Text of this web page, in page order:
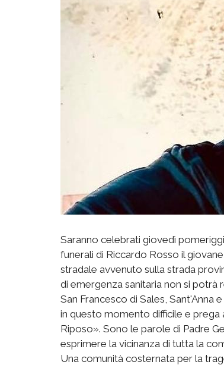
Saranno celebrati giovedì
funerali di Riccardo Rosso il
stradale avvenuto sulla strada
di emergenza sanitaria non si potrà
San Francesco di Sales, Sant'Anna
in questo momento difficile e prega
Riposo». Sono le parole di Padre
esprimere la vicinanza di tutta la
Una comunità costernata per la